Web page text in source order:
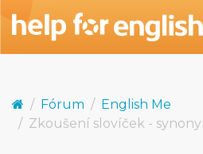
Fórum
English Me
Zkoušení slovíček -